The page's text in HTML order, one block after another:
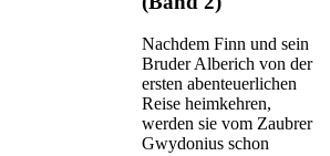
Nachdem Finn und sein
Bruder Alberich von der
ersten abenteuerlichen
Reise heimkehren,
werden sie vom Zaubrer
Gwydonius schon